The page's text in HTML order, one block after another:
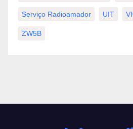
Serviço Radioamador UIT
ZW5B